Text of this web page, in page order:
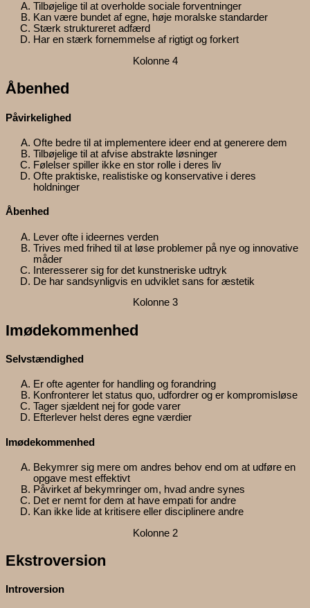
Tilbøjelige til at overholde sociale forventninger
Kan være bundet af egne, høje moralske standarder
Stærk struktureret adfærd
Har en stærk fornemmelse af rigtigt og forkert
Kolonne 4
Åbenhed
Påvirkelighed​
Ofte bedre til at implementere ideer end at generere dem
Tilbøjelige til at afvise abstrakte løsninger
Følelser spiller ikke en stor rolle i deres liv
Ofte praktiske, realistiske og konservative i deres
holdninger
Åbenhed​
Lever ofte i ideernes verden
Trives med frihed til at løse problemer på nye og innovative
måder
Interesserer sig for det kunstneriske udtryk
De har sandsynligvis en udviklet sans for æstetik
Kolonne 3
Imødekommenhed
Selvstændighed
Er ofte agenter for handling og forandring
Konfronterer let status quo, udfordrer og er kompromisløse
Tager sjældent nej for gode varer
Efterlever helst deres egne værdier
Imødekommenhed
Bekymrer sig mere om andres behov end om at udføre en
opgave mest effektivt
Påvirket af bekymringer om, hvad andre synes
Det er nemt for dem at have empati for andre
Kan ikke lide at kritisere eller disciplinere andre
Kolonne 2
Ekstroversion
Introversion